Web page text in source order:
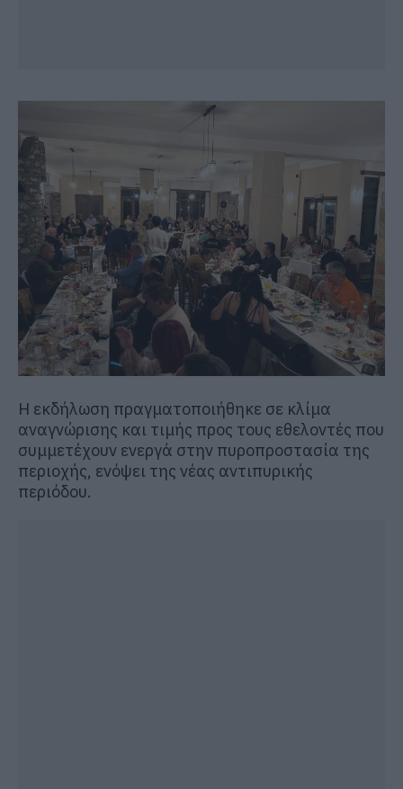
Η εκδήλωση πραγματοποιήθηκε σε κλίμα
αναγνώρισης και τιμής προς τους εθελοντές που
συμμετέχουν ενεργά στην πυροπροστασία της
περιοχής, ενόψει της νέας αντιπυρικής
περιόδου.